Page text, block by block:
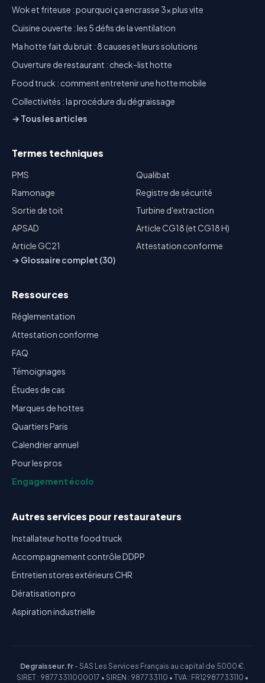
Wok et friteuse : pourquoi ça encrasse 3x plus vite
Cuisine ouverte : les 5 défis de la ventilation
Ma hotte fait du bruit : 8 causes et leurs solutions
Ouverture de restaurant : check-list hotte
Food truck : comment entretenir une hotte mobile
Collectivités : la procédure du dégraissage
→ Tous les articles
Termes techniques
PMS
Qualibat
Ramonage
Registre de sécurité
Sortie de toit
Turbine d'extraction
APSAD
Article CG18 (et CG18 H)
Article GC21
Attestation conforme
→ Glossaire complet (30)
Ressources
Réglementation
Attestation conforme
FAQ
Témoignages
Études de cas
Marques de hottes
Quartiers Paris
Calendrier annuel
Pour les pros
Engagement écolo
Autres services pour restaurateurs
Installateur hotte food truck
Accompagnement contrôle DDPP
Entretien stores extérieurs CHR
Dératisation pro
Aspiration industrielle
Degraisseur.fr- SAS Les Services Français au capital de 5000 €.
SIRET : 98773311000017 • SIREN : 987733110 • TVA : FR12987733110 •